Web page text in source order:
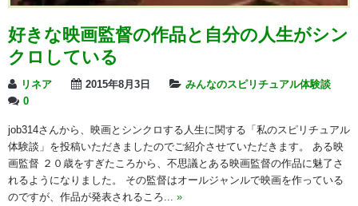
好きな映画監督の作品と自分の人生がシン
クロしている
リネア 2015年8月3日
みんなのスピリチュアル体験談
0
job314さんから、映画とシンクロする人生に関する「私のスピリチュアル
体験談」を投稿いただきましたのでご紹介させていただきます。 ある映
画監督 ２０歳をすぎたころから、不思議とある映画監督の作品に魅了さ
れるようになりました。 その監督はオールジャンルで映画を作っている
のですが、作品が発表されるころ... »